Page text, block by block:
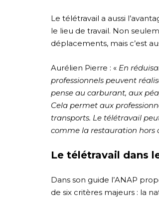
Le télétravail a aussi
le lieu de travail. Non
déplacements, mais c’est
Aurélien Pierre : « En
professionnels peuvent
pense au carburant, aux
Cela permet aux
transports. Le télétravail
comme la restauration hors
Le télétravail dans
Dans son guide l’ANAP
de six critères majeurs : la